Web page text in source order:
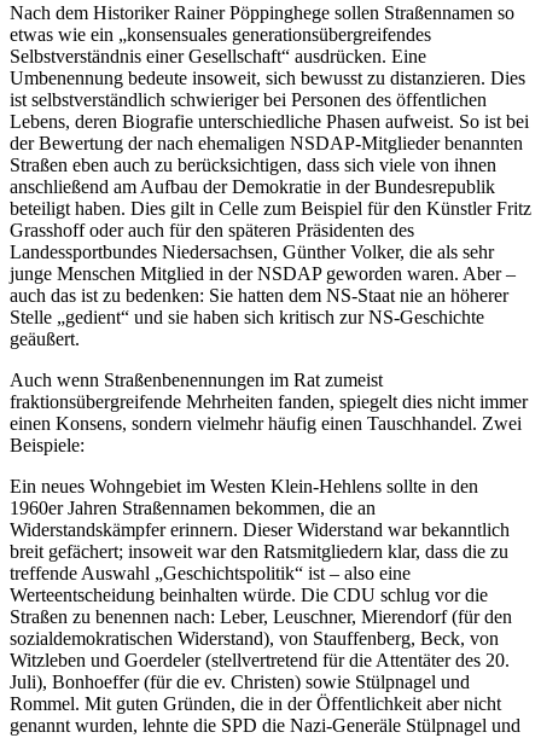
Nach dem Historiker Rainer Pöppinghege sollen Straßennamen so
etwas wie ein „konsensuales generationsübergreifendes
Selbstverständnis einer Gesellschaft“ ausdrücken. Eine
Umbenennung bedeute insoweit, sich bewusst zu distanzieren. Dies
ist selbstverständlich schwieriger bei Personen des öffentlichen
Lebens, deren Biografie unterschiedliche Phasen aufweist. So ist bei
der Bewertung der nach ehemaligen NSDAP-Mitglieder benannten
Straßen eben auch zu berücksichtigen, dass sich viele von ihnen
anschließend am Aufbau der Demokratie in der Bundesrepublik
beteiligt haben. Dies gilt in Celle zum Beispiel für den Künstler Fritz
Grasshoff oder auch für den späteren Präsidenten des
Landessportbundes Niedersachsen, Günther Volker, die als sehr
junge Menschen Mitglied in der NSDAP geworden waren. Aber –
auch das ist zu bedenken: Sie hatten dem NS-Staat nie an höherer
Stelle „gedient“ und sie haben sich kritisch zur NS-Geschichte
geäußert.
Auch wenn Straßenbenennungen im Rat zumeist
fraktionsübergreifende Mehrheiten fanden, spiegelt dies nicht immer
einen Konsens, sondern vielmehr häufig einen Tauschhandel. Zwei
Beispiele:
Ein neues Wohngebiet im Westen Klein-Hehlens sollte in den
1960er Jahren Straßennamen bekommen, die an
Widerstandskämpfer erinnern. Dieser Widerstand war bekanntlich
breit gefächert; insoweit war den Ratsmitgliedern klar, dass die zu
treffende Auswahl „Geschichtspolitik“ ist – also eine
Werteentscheidung beinhalten würde. Die CDU schlug vor die
Straßen zu benennen nach: Leber, Leuschner, Mierendorf (für den
sozialdemokratischen Widerstand), von Stauffenberg, Beck, von
Witzleben und Goerdeler (stellvertretend für die Attentäter des 20.
Juli), Bonhoeffer (für die ev. Christen) sowie Stülpnagel und
Rommel. Mit guten Gründen, die in der Öffentlichkeit aber nicht
genannt wurden, lehnte die SPD die Nazi-Generäle Stülpnagel und